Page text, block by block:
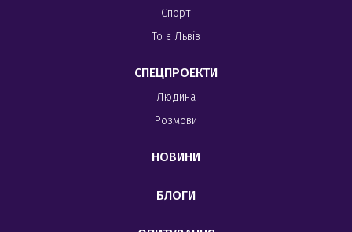
Спорт
То є Львів
СПЕЦПРОЕКТИ
Людина
Розмови
НОВИНИ
БЛОГИ